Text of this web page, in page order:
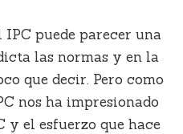
IPC puede parecer una
las normas y en la
que decir. Pero como
nos ha impresionado
y el esfuerzo que hace